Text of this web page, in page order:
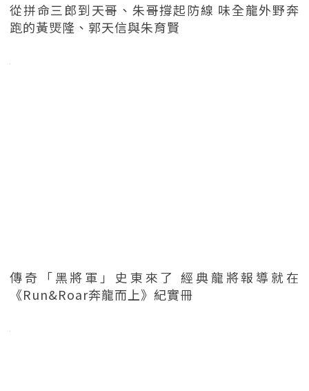
從拼命三郎到天哥、朱哥撐起防線 味全龍外野奔
跑的黃煚隆、郭天信與朱育賢
傳奇「黑將軍」史東來了 經典龍將報導就在
《Run&Roar奔龍而上》紀實冊